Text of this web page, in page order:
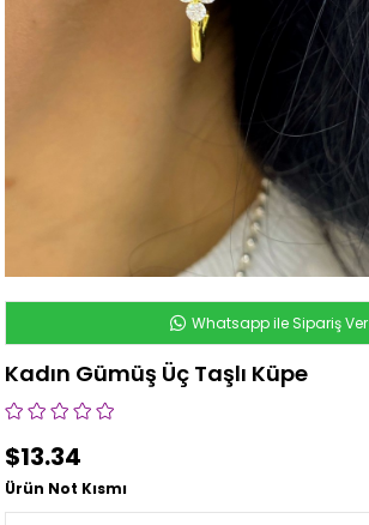
Whatsapp ile Sipariş Ver
Kadın Gümüş Üç Taşlı Küpe
$13.34
Ürün Not Kısmı